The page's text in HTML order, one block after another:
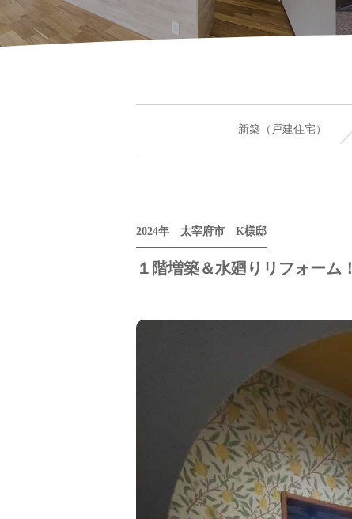
新築（戸建住宅）
2024年 太宰府市 K様邸
１階増築＆水廻りリフォーム！